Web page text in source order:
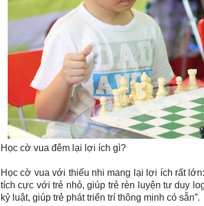
Học cờ vua đêm lại lợi ích gì?
Học cờ vua với thiếu nhi mang lại lợi ích rất
tích cực với trẻ nhỏ, giúp trẻ rèn luyện tư duy
kỷ luật, giúp trẻ phát triển trí thông minh có sẵn”.